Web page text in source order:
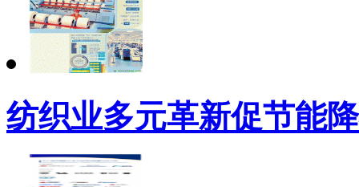
纺织业多元革新促节能